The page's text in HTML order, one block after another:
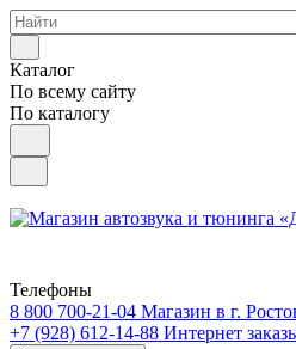
Каталог
По всему сайту
По каталогу
Телефоны
8 800 700-21-04 Магазин в г.
+7 (928) 612-14-88 Интернет